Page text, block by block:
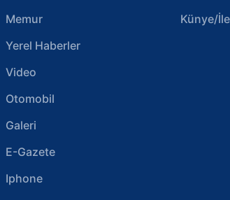
Memur
Yerel Haberler
Video
Otomobil
Galeri
E-Gazete
Iphone
Künye/